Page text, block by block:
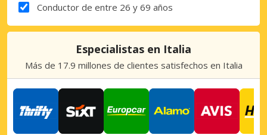
Conductor de entre 26 y 69 años
Especialistas en Italia
Más de 17.9 millones de clientes satisfechos en Italia